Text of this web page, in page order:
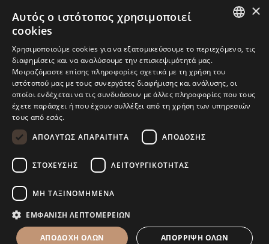
ΕΠΙΚΟΙΝΩΝΙΑ
Ρετσίνα 32 18540, Πειραιάς
+30 210 4128446
info@kamarianakis.gr
SOCIAL MEDIA
Design & development by
×
Αυτός ο ιστότοπος χρησιμοποιεί
cookies
Χρησιμοποιούμε cookies για να εξατομικεύσουμε το περιεχόμενο, τις
διαφημίσεις και να αναλύσουμε την επισκεψιμότητά μας.
Μοιραζόμαστε επίσης πληροφορίες σχετικά με τη χρήση του
ιστότοπού μας με τους συνεργάτες διαφήμισης και ανάλυσης, οι
οποίοι ενδέχεται να τις συνδυάσουν με άλλες πληροφορίες που τους
έχετε παράσχει ή που έχουν συλλέξει από τη χρήση των υπηρεσιών
τους από εσάς.
ΑΠΟΛΎΤΩΣ ΑΠΑΡΑΊΤΗΤΑ
ΑΠΌΔΟΣΗΣ
ΣΤΌΧΕΥΣΗΣ ΛΕΙΤΟΥΡΓΙΚΌΤΗΤΑΣ
ΜΗ ΤΑΞΙΝΟΜΗΜΈΝΑ
ΕΜΦΆΝΙΣΗ ΛΕΠΤΟΜΕΡΕΙΏΝ
ΑΠΟΔΟΧΉ ΌΛΩΝ ΑΠΌΡΡΙΨΗ ΌΛΩΝ